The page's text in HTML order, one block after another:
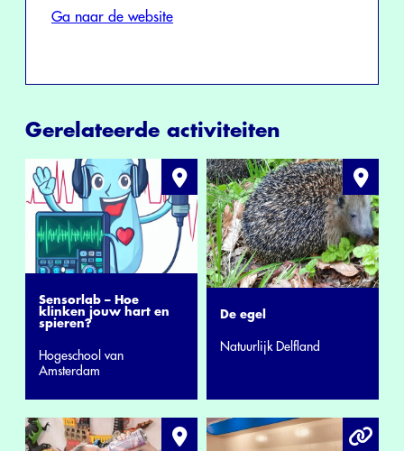
Ga naar de website
Gerelateerde activiteiten
Sensorlab – Hoe
klinken jouw hart en
spieren?
Hogeschool van
Amsterdam
De egel
Natuurlijk Delfland